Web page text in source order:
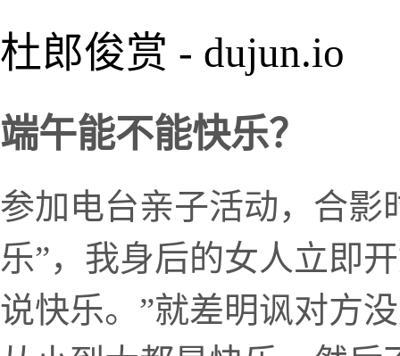
杜郎俊赏 - dujun.io
端午能不能快乐？
参加电台亲子活动，合影
乐”，我身后的女人立即
说快乐。”就差明讽对方